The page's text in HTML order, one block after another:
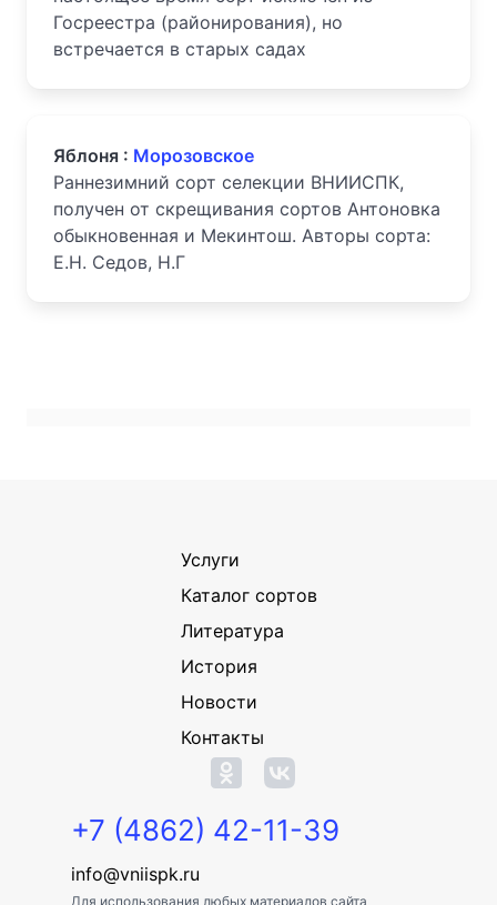
Госреестра (районирования), но
встречается в старых садах
Яблоня : Морозовское
Раннезимний сорт селекции ВНИИСПК,
получен от скрещивания сортов Антоновка
обыкновенная и Мекинтош. Авторы сорта:
Е.Н. Седов, Н.Г
Услуги
Каталог сортов
Литература
История
Новости
Контакты
+7 (4862) 42-11-39
info@vniispk.ru
Для использования любых материалов сайта